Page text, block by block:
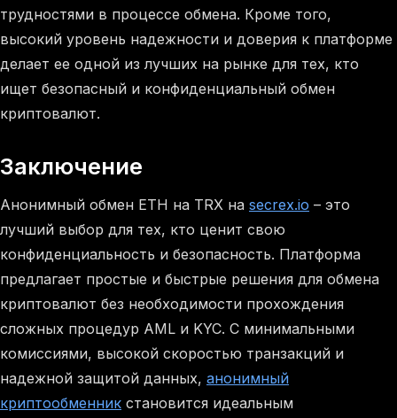
трудностями в процессе обмена. Кроме того,
высокий уровень надежности и доверия к платформе
делает ее одной из лучших на рынке для тех, кто
ищет безопасный и конфиденциальный обмен
криптовалют.
Заключение
Анонимный обмен ETH на TRX на secrex.io – это
лучший выбор для тех, кто ценит свою
конфиденциальность и безопасность. Платформа
предлагает простые и быстрые решения для обмена
криптовалют без необходимости прохождения
сложных процедур AML и KYC. С минимальными
комиссиями, высокой скоростью транзакций и
надежной защитой данных, анонимный
криптообменник становится идеальным